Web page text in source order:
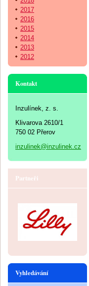
2017
2016
2015
2014
2013
2012
Kontakt
Inzulínek, z. s.
Klivarova 2610/1
750 02 Přerov
inzulinek@inzulinek.cz
Partneři
Vyhledávání